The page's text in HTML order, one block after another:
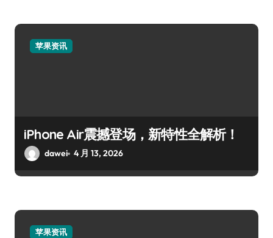
苹果资讯
iPhone Air震撼登场，新特性全解析！
dawei 4 月 13, 2026
苹果资讯